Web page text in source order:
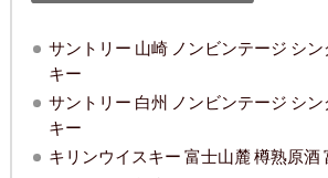
サントリー 山崎 ノンビンテージ シ
キー
サントリー 白州 ノンビンテージ シ
キー
キリンウイスキー 富士山麓 樽熟原酒